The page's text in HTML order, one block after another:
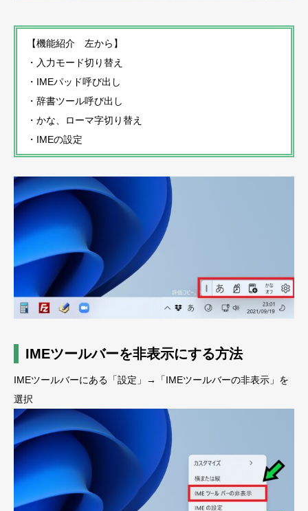
【機能紹介 左から】
・入力モード切り替え
・IMEパッド呼び出し
・辞書ツール呼び出し
・かな、ローマ字切り替え
・IMEの設定
IMEツールバーを非表示にする方法
IMEツールバーにある「設定」→「IMEツールバーの非表示」を
選択